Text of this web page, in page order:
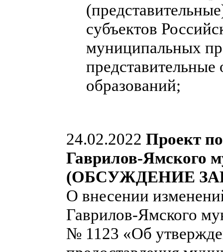
субъектов
муниципальных
образований;
24.02.2022 Проект
Гаврилов-Ямского
(ОБСУЖДЕНИЕ
О внесении
Гаврилов-Ямского
№ 1123 «Об